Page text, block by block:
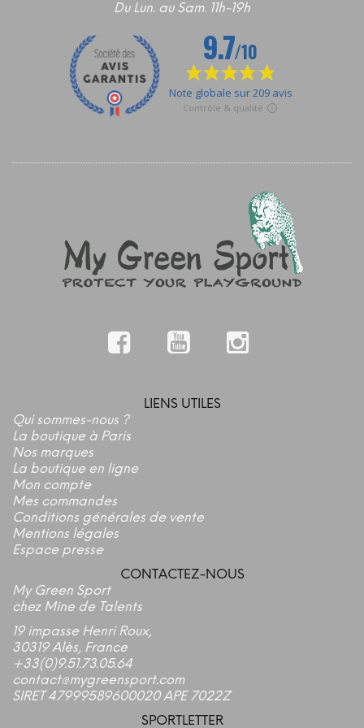
Du Lun. au Sam. 11h-19h
LIENS UTILES
Qui sommes-nous ?
La boutique à Paris
Nos marques
La boutique en ligne
Mon compte
Mes commandes
Conditions générales de vente
Mentions légales
Espace presse
CONTACTEZ-NOUS
My Green Sport
chez Mine de Talents
19 impasse Henri Roux,
30319 Alès, France
+33(0)9.51.73.05.64
contact@mygreensport.com
SIRET 47999589600020 APE 7022Z
SPORTLETTER